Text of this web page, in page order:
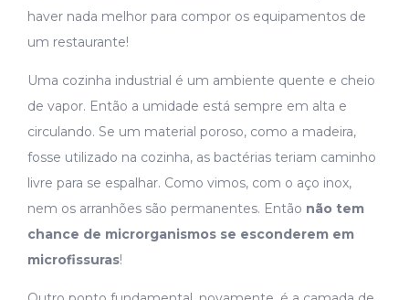
haver nada melhor para compor os equipamentos de
um restaurante!
Uma cozinha industrial é um ambiente quente e cheio
de vapor. Então a umidade está sempre em alta e
circulando. Se um material poroso, como a madeira,
fosse utilizado na cozinha, as bactérias teriam caminho
livre para se espalhar. Como vimos, com o aço inox,
nem os arranhões são permanentes. Então não tem
chance de microrganismos se esconderem em
microfissuras!